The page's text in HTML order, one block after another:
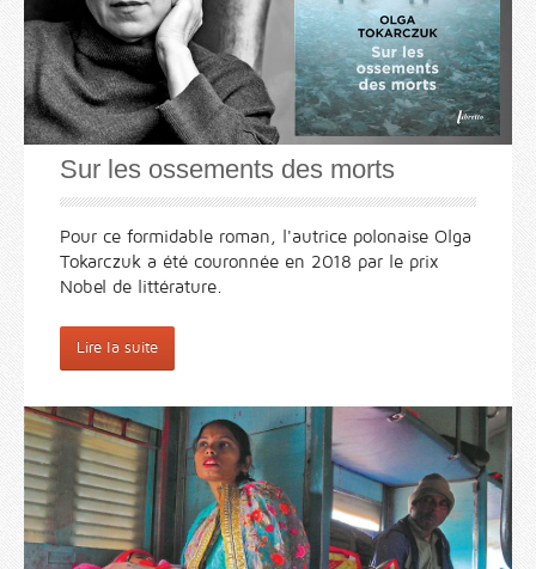
Sur les ossements des morts
Pour ce formidable roman, l'autrice polonaise Olga
Tokarczuk a été couronnée en 2018 par le prix
Nobel de littérature.
Lire la suite